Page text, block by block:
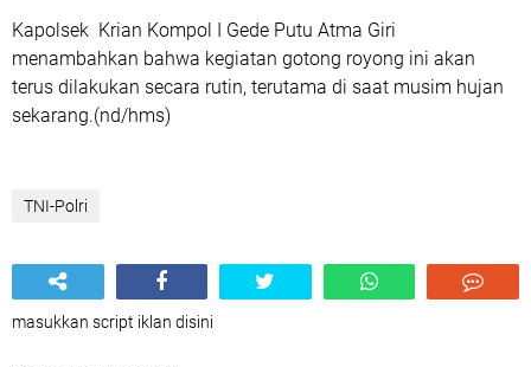
Kapolsek Krian Kompol I Gede Putu Atma Giri
menambahkan bahwa kegiatan gotong royong ini akan
terus dilakukan secara rutin, terutama di saat musim hujan
sekarang.(nd/hms)
TNI-Polri
masukkan script iklan disini